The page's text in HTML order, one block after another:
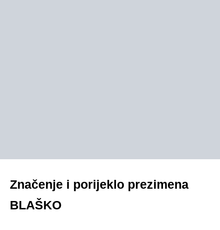
Značenje i porijeklo prezimena
BLAŠKO